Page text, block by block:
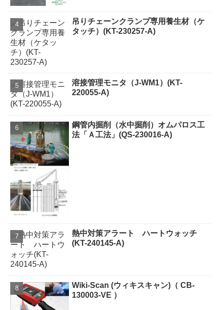
吊りチェーンクランプ専用養生材（ケ
タッチ）(KT-230257-A)
溶接管理モニタ（J-WM1）(KT-
220055-A)
鋼管内掘削（水中掘削）オムパロス工
法「Ａ工法」(QS-230016-A)
熱中対策アラート ハートウォッチ
(KT-240145-A)
Wiki-Scan (ウィキスキャン)（ CB-
130003-VE ）